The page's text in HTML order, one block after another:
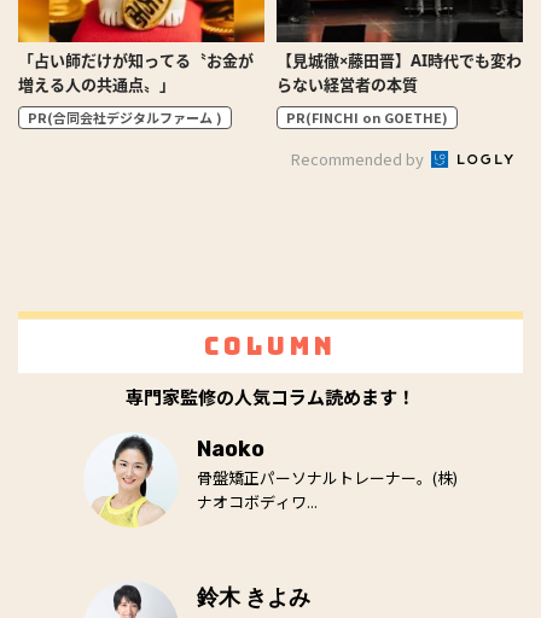
「占い師だけが知ってる〝お金が
増える人の共通点〟」
PR(合同会社デジタルファーム )
【見城徹×藤田晋】AI時代でも変わ
らない経営者の本質
PR(FINCHI on GOETHE)
Recommended by
Column
専門家監修の人気コラム読めます！
Naoko
骨盤矯正パーソナルトレーナー。(株)
ナオコボディワ...
鈴木 きよみ